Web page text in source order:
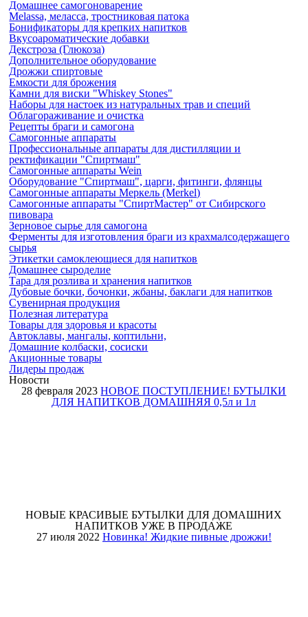
Домашнее самогоноварение
Melassa, меласса, тростниковая патока
Бонификаторы для крепких напитков
Вкусоароматические добавки
Декстроза (Глюкоза)
Дополнительное оборудование
Дрожжи спиртовые
Емкости для брожения
Камни для виски "Whiskey Stones"
Наборы для настоек из натуральных трав и специй
Облагораживание и очистка
Рецепты браги и самогона
Самогонные аппараты
Профессиональные аппараты для дистилляции и
ректификации "Спиртмаш"
Самогонные аппараты Wein
Оборудование "Спиртмаш", царги, фитинги, флянцы
Самогонные аппараты Меркель (Merkel)
Самогонные аппараты "СпиртМастер" от Сибирского
пивовара
Зерновое сырье для самогона
Ферменты для изготовления браги из крахмалсодержащего
сырья
Этикетки самоклеющиеся для напитков
Домашнее сыроделие
Тара для розлива и хранения напитков
Дубовые бочки, бочонки, жбаны, баклаги для напитков
Сувенирная продукция
Полезная литература
Товары для здоровья и красоты
Автоклавы, мангалы, коптильни,
Домашние колбаски, сосиски
Акционные товары
Лидеры продаж
Новости
28 февраля 2023 НОВОЕ ПОСТУПЛЕНИЕ! БУТЫЛКИ
ДЛЯ НАПИТКОВ ДОМАШНЯЯ 0,5л и 1л
НОВЫЕ КРАСИВЫЕ БУТЫЛКИ ДЛЯ ДОМАШНИХ
НАПИТКОВ УЖЕ В ПРОДАЖЕ
27 июля 2022 Новинка! Жидкие пивные дрожжи!